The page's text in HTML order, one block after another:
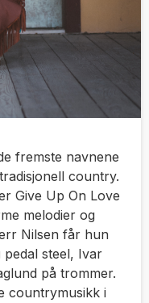
fremste navnene
country.
Give Up On Love
melodier og
Nilsen får hun
steel, Ivar
på trommer.
countrymusikk i